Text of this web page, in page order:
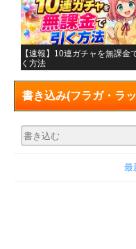
【速報】10連ガチャを無課金
く方法
書き込み(フラガ・ラ
最